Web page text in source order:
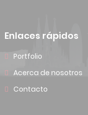
Enlaces rápidos
Portfolio
Acerca de nosotros
Contacto